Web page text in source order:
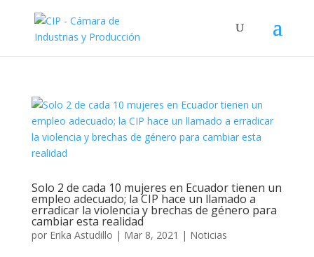
Solo 2 de cada 10 mujeres en Ecuador tienen un
empleo adecuado; la CIP hace un llamado a
erradicar la violencia y brechas de género para
cambiar esta realidad
por Erika Astudillo | Mar 8, 2021 | Noticias